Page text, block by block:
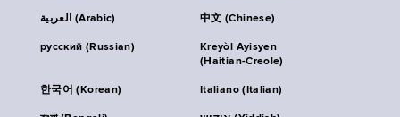
العربية (Arabic) 中文 (Chinese)
русский (Russian)
Kreyòl Ayisyen
(Haitian-Creole)
한국어 (Korean) Italiano (Italian)